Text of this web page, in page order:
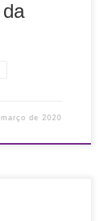
de 2020